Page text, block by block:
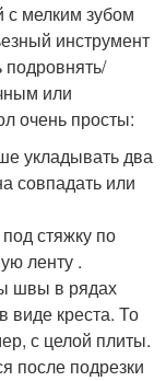
мелким зубом
инструмент
подровнять/
или
очень просты:
укладывать два
совпадать или
стяжку по
ленту .
швы в рядах
виде креста. То
с целой плиты.
после подрезки